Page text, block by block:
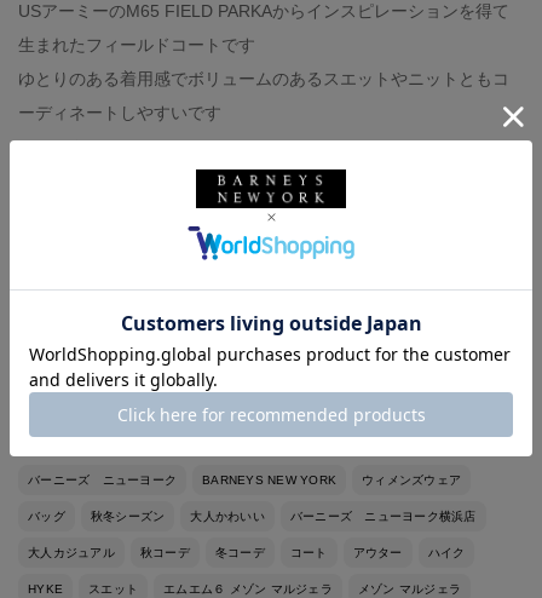
USアーミーのM65 FIELD PARKAからインスピレーションを得て
生まれたフィールドコートです
ゆとりのある着用感でボリュームのあるスエットやニットともコ
ーディネートしやすいです
◉フーディー/MM6 MAISON MARGIELA
カットオフされた裾のディテールがこなれ感を演出するクールな
◉デニムパンツ/MAISON MARGIELA
不要の定番人気モデルです
◉スニーカー/CONVERSE ADDICT
◉バッグ/MM6 MAISON MARGIELA
バーニーズ ニューヨーク BARNEYS NEW YORK ウィメンズウェア
バッグ 秋冬シーズン 大人かわいい バーニーズ ニューヨーク横浜店
大人カジュアル 秋コーデ 冬コーデ コート アウター ハイク
HYKE スエット エムエム６ メゾン マルジェラ メゾン マルジェラ